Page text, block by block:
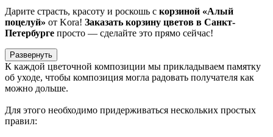
Дарите страсть, красоту и роскошь с корзиной «Алый
поцелуй» от Kora! Заказать корзину цветов в Санкт-
Петербурге просто — сделайте это прямо сейчас!
Развернуть
К каждой цветочной композиции мы прикладываем памятку
об уходе, чтобы композиция могла радовать получателя как
можно дольше.
Для этого необходимо придерживаться нескольких простых
правил: